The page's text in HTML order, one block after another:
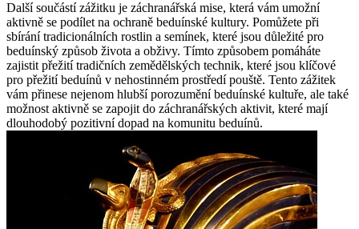
Další součástí zážitku je záchranářská mise, která vám umožní
aktivně se podílet na ochraně beduínské kultury. Pomůžete při
sbírání tradicionálních rostlin a semínek, které jsou důležité pro
beduínský způsob života a obživy. Tímto způsobem pomáháte
zajistit přežití tradičních zemědělských technik, které jsou klíčové
pro přežití beduínů v nehostinném prostředí pouště. Tento zážitek
vám přinese nejenom hlubší porozumění beduínské kultuře, ale také
možnost aktivně se zapojit do záchranářských aktivit, které mají
dlouhodobý pozitivní dopad na komunitu beduínů.